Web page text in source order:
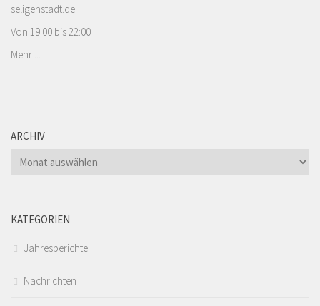
seligenstadt.de
Von 19:00 bis 22:00
Mehr ...
ARCHIV
Archiv
KATEGORIEN
Jahresberichte
Nachrichten